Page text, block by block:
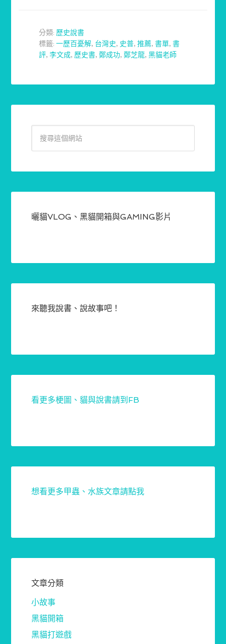
分類: 歷史說書
標籤:一歷百憂解, 台灣史, 史普,推薦,書單,書
評,李文成, 歷史書,鄭成功,鄭芝龍,黑貓老師
曬貓VLOG、黑貓開箱與GAMING影片
來聽我說書、說故事吧！
看更多梗圖、貓與說書請到FB
想看更多甲蟲、水族文章請點我
文章分類
小故事
黑貓開箱
黑貓打遊戲